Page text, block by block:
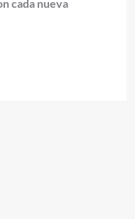
cada nueva